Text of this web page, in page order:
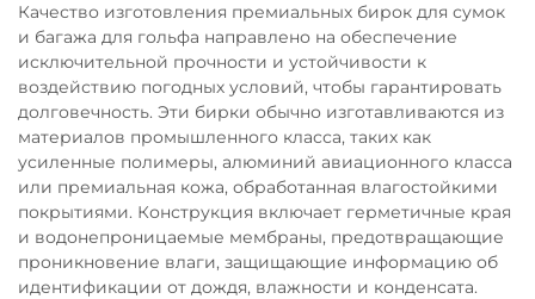
Качество изготовления премиальных бирок для сумок
и багажа для гольфа направлено на обеспечение
исключительной прочности и устойчивости к
воздействию погодных условий, чтобы гарантировать
долговечность. Эти бирки обычно изготавливаются из
материалов промышленного класса, таких как
усиленные полимеры, алюминий авиационного класса
или премиальная кожа, обработанная влагостойкими
покрытиями. Конструкция включает герметичные края
и водонепроницаемые мембраны, предотвращающие
проникновение влаги, защищающие информацию об
идентификации от дождя, влажности и конденсата.